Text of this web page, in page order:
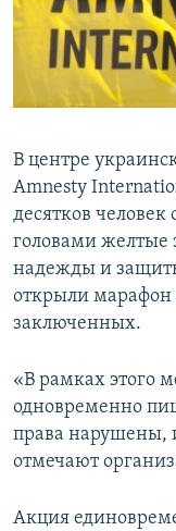
ПОБЕДИТЕЛЕЙ НЕ
ПРИСОЕДИНЯЙТЕСЬ!
Все сайты RFE/
В центре
Amnesty
десятков
головами желтые
надежды и
открыли марафон
заключенных.
«В рамках этого
одновременно
права нарушены,
отмечают
Акция